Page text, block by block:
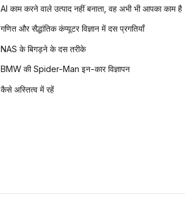
AI काम करने वाले उत्पाद नहीं बनाता, वह अभी भी आपका काम है
गणित और सैद्धांतिक कंप्यूटर विज्ञान में दस प्रगतियाँ
NAS के बिगड़ने के दस तरीके
BMW की Spider-Man इन-कार विज्ञापन
कैसे अस्तित्व में रहें